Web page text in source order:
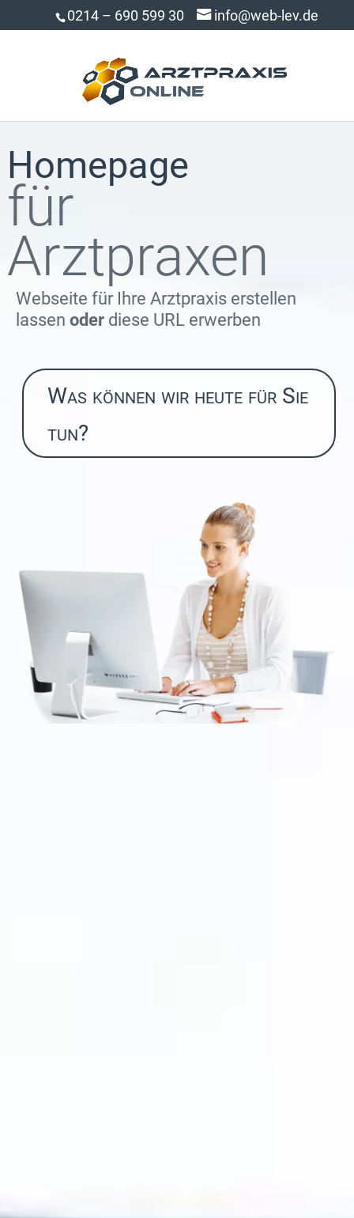
0214 – 690 599 30 info@web-lev.de
Homepage
für
Arztpraxen
Webseite für Ihre Arztpraxis erstellen
lassen oderdiese URL erwerben
Was können wir heute für Sie
tun?